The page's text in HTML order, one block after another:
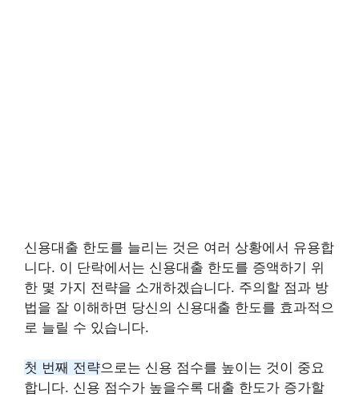
신용대출 한도를 늘리는 것은 여러 상황에서 유용합
니다. 이 단락에서는 신용대출 한도를 증액하기 위
한 몇 가지 전략을 소개하겠습니다. 주의할 점과 방
법을 잘 이해하면 당신의 신용대출 한도를 효과적으
로 늘릴 수 있습니다.
첫 번째 전략으로는 신용 점수를 높이는 것이 중요
합니다. 신용 점수가 높을수록 대출 한도가 증가할